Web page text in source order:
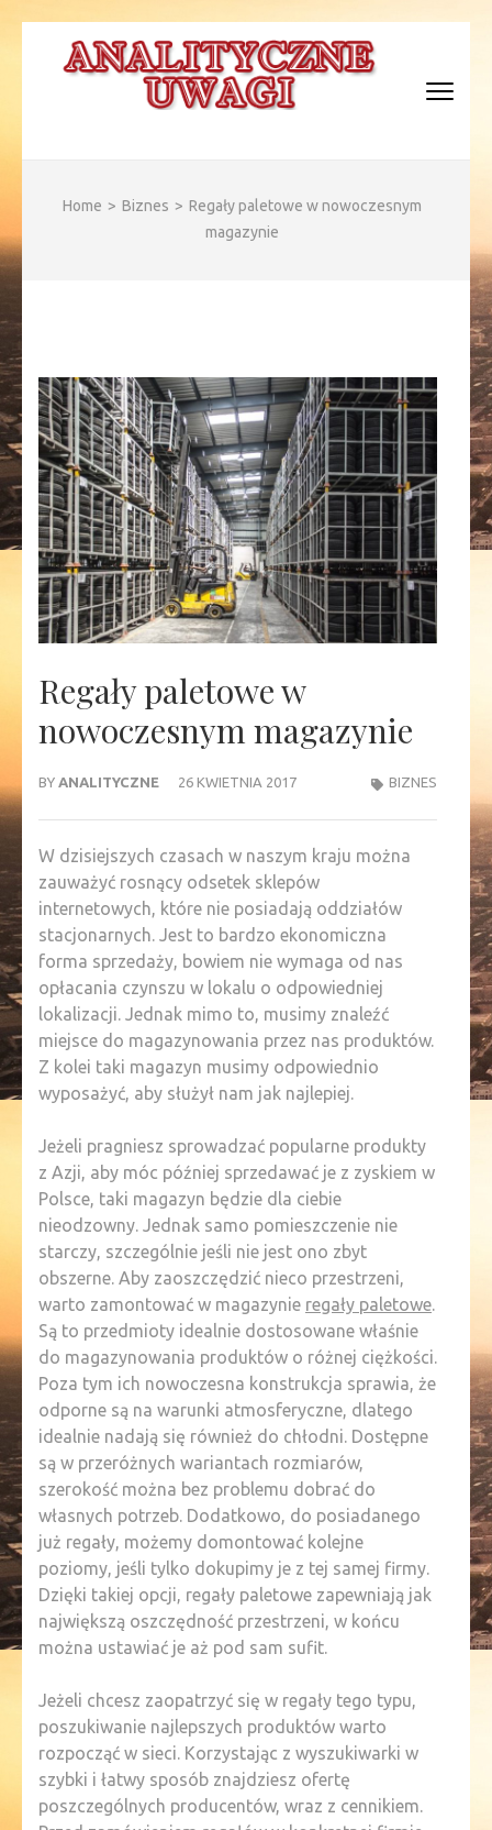
Home > Biznes > Regały paletowe w nowoczesnym
magazynie
Regały paletowe w
nowoczesnym magazynie
BY ANALITYCZNE 26 KWIETNIA 2017 BIZNES
W dzisiejszych czasach w naszym kraju można
zauważyć rosnący odsetek sklepów
internetowych, które nie posiadają oddziałów
stacjonarnych. Jest to bardzo ekonomiczna
forma sprzedaży, bowiem nie wymaga od nas
opłacania czynszu w lokalu o odpowiedniej
lokalizacji. Jednak mimo to, musimy znaleźć
miejsce do magazynowania przez nas produktów.
Z kolei taki magazyn musimy odpowiednio
wyposażyć, aby służył nam jak najlepiej.
Jeżeli pragniesz sprowadzać popularne produkty
z Azji, aby móc później sprzedawać je z zyskiem w
Polsce, taki magazyn będzie dla ciebie
nieodzowny. Jednak samo pomieszczenie nie
starczy, szczególnie jeśli nie jest ono zbyt
obszerne. Aby zaoszczędzić nieco przestrzeni,
warto zamontować w magazynie regały paletowe.
Są to przedmioty idealnie dostosowane właśnie
do magazynowania produktów o różnej ciężkości.
Poza tym ich nowoczesna konstrukcja sprawia, że
odporne są na warunki atmosferyczne, dlatego
idealnie nadają się również do chłodni. Dostępne
są w przeróżnych wariantach rozmiarów,
szerokość można bez problemu dobrać do
własnych potrzeb. Dodatkowo, do posiadanego
już regały, możemy domontować kolejne
poziomy, jeśli tylko dokupimy je z tej samej firmy.
Dzięki takiej opcji, regały paletowe zapewniają jak
największą oszczędność przestrzeni, w końcu
można ustawiać je aż pod sam sufit.
Jeżeli chcesz zaopatrzyć się w regały tego typu,
poszukiwanie najlepszych produktów warto
rozpocząć w sieci. Korzystając z wyszukiwarki w
szybki i łatwy sposób znajdziesz ofertę
poszczególnych producentów, wraz z cennikiem.